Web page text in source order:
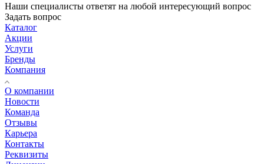
Наши специалисты ответят на любой интересующий вопрос
Задать вопрос
Каталог
Акции
Услуги
Бренды
Компания
О компании
Новости
Команда
Отзывы
Карьера
Контакты
Реквизиты